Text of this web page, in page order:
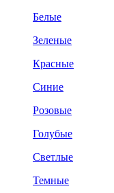
Белые
Зеленые
Красные
Синие
Розовые
Голубые
Светлые
Темные